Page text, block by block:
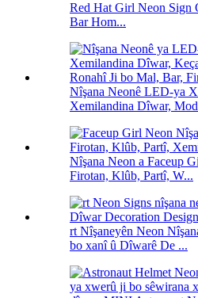
Red Hat Girl Neon Sign
Bar Hom...
Nîşana Neonê LED-ya
Xemilandina Dîwar,
Nîşana Neon a Faceup
Firotan, Klûb, Partî, W...
rt Nîşaneyên Neon
bo xanî û Dîwarê De ...